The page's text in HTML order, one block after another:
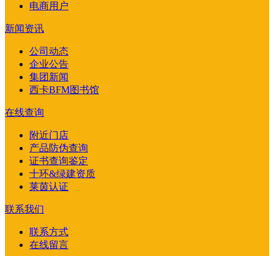
电商用户
新闻资讯
公司动态
企业公告
集团新闻
西卡BFM图书馆
在线查询
附近门店
产品防伪查询
证书查询鉴定
十环&绿建资质
莱茵认证
联系我们
联系方式
在线留言